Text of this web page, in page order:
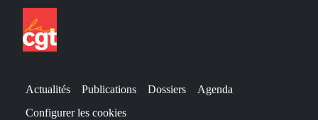
Actualités Publications Dossiers
Agenda
Configurer les cookies